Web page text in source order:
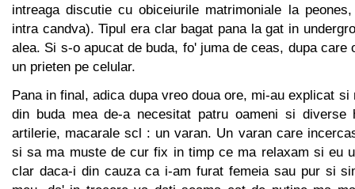
intreaga discutie cu obiceiurile matrimoniale la
intra candva). Tipul era clar bagat pana la gat in
alea. Si s-o apucat de buda, fo' juma de ceas, dupa care
un prieten pe celular.
Pana in final, adica dupa vreo doua ore, mi-au explicat si
din buda mea de-a necesitat patru oameni si diverse
artilerie, macarale scl : un varan. Un varan care
si sa ma muste de cur fix in timp ce ma relaxam si eu
clar daca-i din cauza ca i-am furat femeia sau pur si